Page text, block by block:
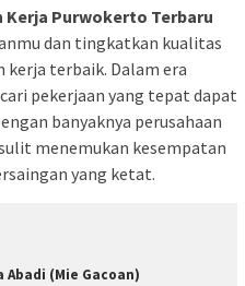
Kerja Purwokerto Terbaru
dan tingkatkan kualitas
kerja terbaik. Dalam era
pekerjaan yang tepat dapat
banyaknya perusahaan
menemukan kesempatan
yang ketat.
(Mie Gacoan)